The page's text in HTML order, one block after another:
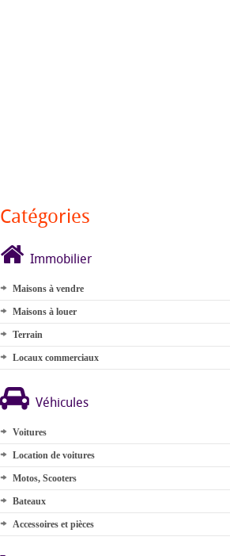
Catégories
Immobilier
Maisons à vendre
Maisons à louer
Terrain
Locaux commerciaux
Véhicules
Voitures
Location de voitures
Motos, Scooters
Bateaux
Accessoires et pièces